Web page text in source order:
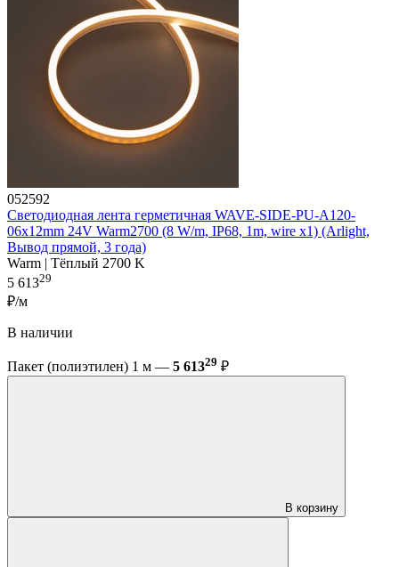
052592
Светодиодная лента герметичная WAVE-SIDE-PU-A120-
06x12mm 24V Warm2700 (8 W/m, IP68, 1m, wire x1) (Arlight,
Вывод прямой, 3 года)
Warm | Тёплый 2700 K
5 61329
₽/м
В наличии
Пакет (полиэтилен) 1 м — 5 61329 ₽
В корзину